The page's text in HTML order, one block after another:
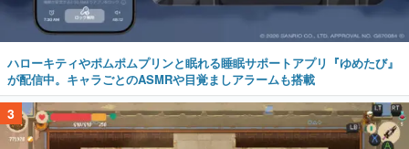
ハローキティやポムポムプリンと眠れる睡眠サポートアプリ『ゆめたび』
が配信中。キャラごとのASMRや目覚ましアラームも搭載
3